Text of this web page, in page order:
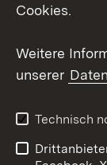
Youtube
Kontakt
Barrierefreiheit
Impressum
Cookies.
Weitere
unserer
Technisch